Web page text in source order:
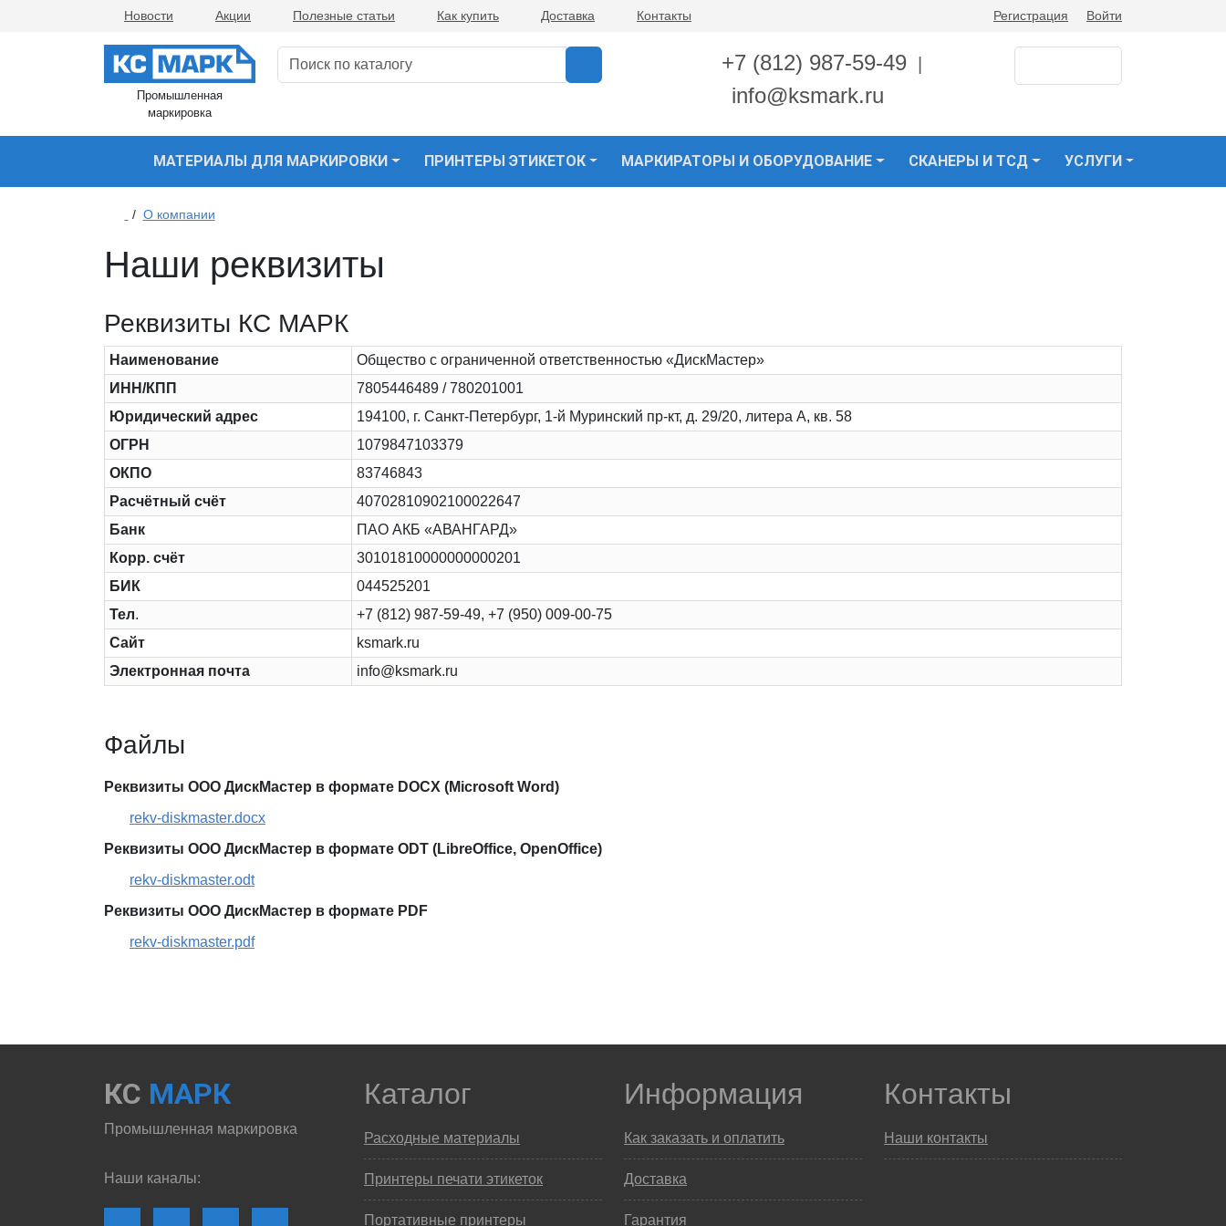
Новости Акции Полезные статьи Как купить Доставка Контакты Регистрация Войти
Промышленная
маркировка
+7 (812) 987-59-49
info@ksmark.ru
МАТЕРИАЛЫ ДЛЯ МАРКИРОВКИ ПРИНТЕРЫ ЭТИКЕТОК МАРКИРАТОРЫ И ОБОРУДОВАНИЕ СКАНЕРЫ И ТСД УСЛУГИ
/ О компании
Наши реквизиты
Реквизиты КС МАРК
Наименование
Общество с ограниченной ответственностью «ДискМастер»
ИНН/КПП
7805446489 / 780201001
Юридический адрес
194100, г. Санкт-Петербург, 1-й Муринский пр-кт, д. 29/20, литера А, кв. 58
ОГРН
1079847103379
ОКПО
83746843
Расчётный счёт
40702810902100022647
Банк
ПАО АКБ «АВАНГАРД»
Корр. счёт
30101810000000000201
БИК
044525201
Тел.
+7 (812) 987-59-49, +7 (950) 009-00-75
Сайт
ksmark.ru
Электронная почта
info@ksmark.ru
Файлы
Реквизиты ООО ДискМастер в формате DOCX (Microsoft Word)
rekv-diskmaster.docx
Реквизиты ООО ДискМастер в формате ODT (LibreOffice, OpenOffice)
rekv-diskmaster.odt
Реквизиты ООО ДискМастер в формате PDF
rekv-diskmaster.pdf
КС МАРК
Промышленная маркировка
Наши каналы:
Каталог
Расходные материалы
Принтеры печати этикеток
Портативные принтеры
Информация
Как заказать и оплатить
Доставка
Гарантия
Контакты
Наши контакты